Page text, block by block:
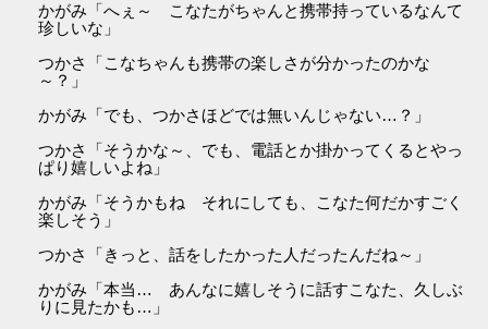
かがみ「へぇ～ こなたがちゃんと携帯持っているなんて
珍しいな」
つかさ「こなちゃんも携帯の楽しさが分かったのかな
～？」
かがみ「でも、つかさほどでは無いんじゃない…？」
つかさ「そうかな～、でも、電話とか掛かってくるとやっ
ぱり嬉しいよね」
かがみ「そうかもね それにしても、こなた何だかすごく
楽しそう」
つかさ「きっと、話をしたかった人だったんだね～」
かがみ「本当… あんなに嬉しそうに話すこなた、久しぶ
りに見たかも…」